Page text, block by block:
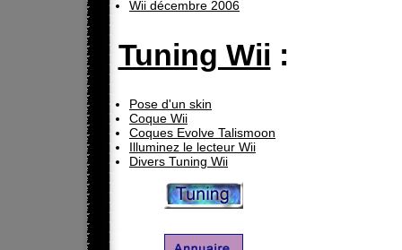
Wii décembre 2006
Tuning Wii :
Pose d'un skin
Coque Wii
Coques Evolve Talismoon
Illuminez le lecteur Wii
Divers Tuning Wii